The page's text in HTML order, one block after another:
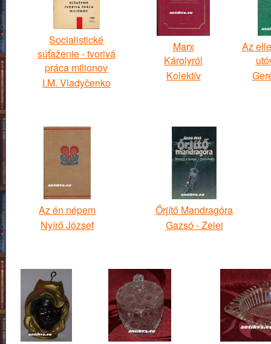
Socialistické
súťaženie - tvorivá
práca milionov
I.M. Vladyčenko
Marx
Károlyról
Kolektív
Az
Az én népem
Nyírő József
Őrjítő Mandragóra
Gazsó - Zelei